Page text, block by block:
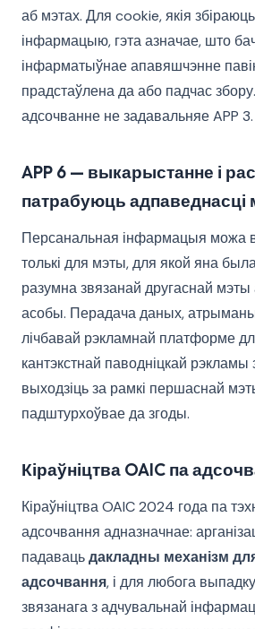
аб мэтах. Для cookie, якія
інфармацыю, гэта азначае, што
інфарматыўнае апавяшчэнне
прадстаўлена да або падчас
адсочванне не задавальняе APP 3.
APP 6 — выкарыстанне і
патрабуюць адпаведнасці
Персанальная інфармацыя можа
толькі для мэты, для якой яна
разумна звязанай другаснай мэты
асобы. Перадача даных,
лічбавай рэкламнай платформе
кантэкстнай паводніцкай
выходзіць за рамкі першаснай
падштурхоўвае да згоды.
Кіраўніцтва OAIC па
Кіраўніцтва OAIC 2024 года па
адсочвання адназначнае:
падавацьдакладны механізм
адсочвання, і для любога
звязанага з адчувальнай